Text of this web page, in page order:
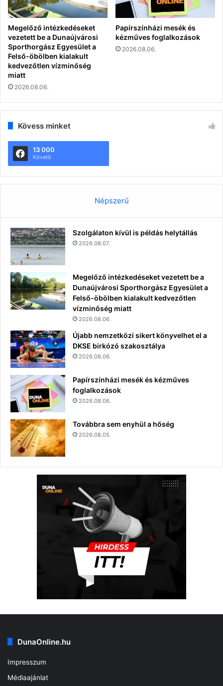
Megelőző intézkedéseket
vezetett be a Dunaújvárosi
Sporthorgász Egyesület a
Felső-öbölben kialakult
kedvezőtlen vízminőség
miatt
2026.08.06.
Papírszínházi mesék és
kézműves foglalkozások
2026.08.06.
Kövess minket
13 000
Követő
Népszerű
Szolgálaton kívül is példás helytállás
2026.08.07.
Megelőző intézkedéseket vezetett be a
Dunaújvárosi Sporthorgász Egyesület a
Felső-öbölben kialakult kedvezőtlen
vízminőség miatt
2026.08.06.
Újabb nemzetközi sikert könyvelhet el a
DKSE birkózó szakosztálya
2026.08.06.
Papírszínházi mesék és kézműves
foglalkozások
2026.08.06.
Továbbra sem enyhül a hőség
2026.08.05.
DunaOnline.hu
Impresszum
Médiaajánlat